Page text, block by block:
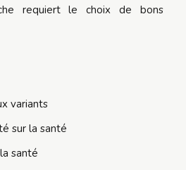
requiert le choix de bons
variants
sur la santé
santé